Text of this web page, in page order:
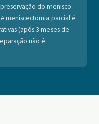
do menisco
meniscectomia parcial é
(após 3 meses de
não é